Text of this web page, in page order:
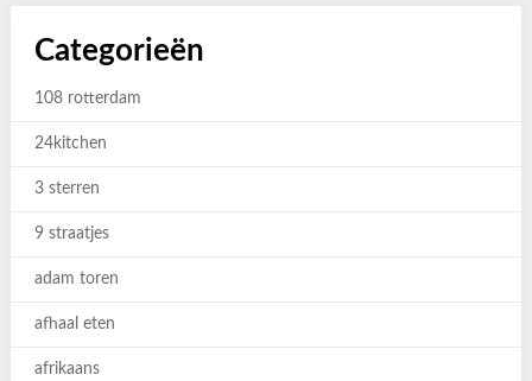
Categorieën
108 rotterdam
24kitchen
3 sterren
9 straatjes
adam toren
afhaal eten
afrikaans